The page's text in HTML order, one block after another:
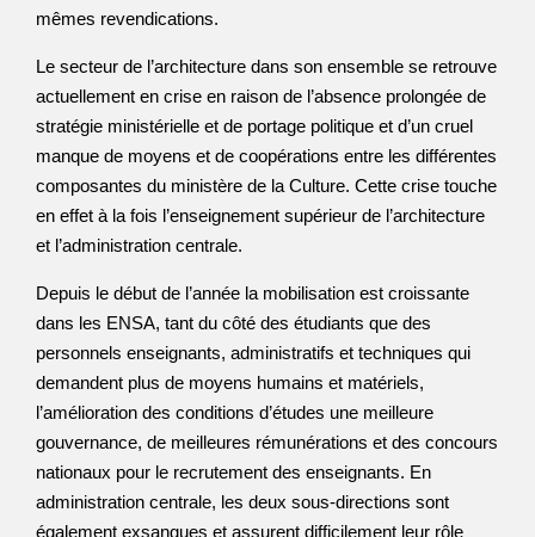
mêmes revendications.
Le secteur de l’architecture dans son ensemble se retrouve
actuellement en crise en raison de l’absence prolongée de
stratégie ministérielle et de portage politique et d’un cruel
manque de moyens et de coopérations entre les différentes
composantes du ministère de la Culture. Cette crise touche
en effet à la fois l’enseignement supérieur de l’architecture
et l’administration centrale.
Depuis le début de l’année la mobilisation est croissante
dans les ENSA, tant du côté des étudiants que des
personnels enseignants, administratifs et techniques qui
demandent plus de moyens humains et matériels,
l’amélioration des conditions d’études une meilleure
gouvernance, de meilleures rémunérations et des concours
nationaux pour le recrutement des enseignants. En
administration centrale, les deux sous-directions sont
également exsangues et assurent difficilement leur rôle